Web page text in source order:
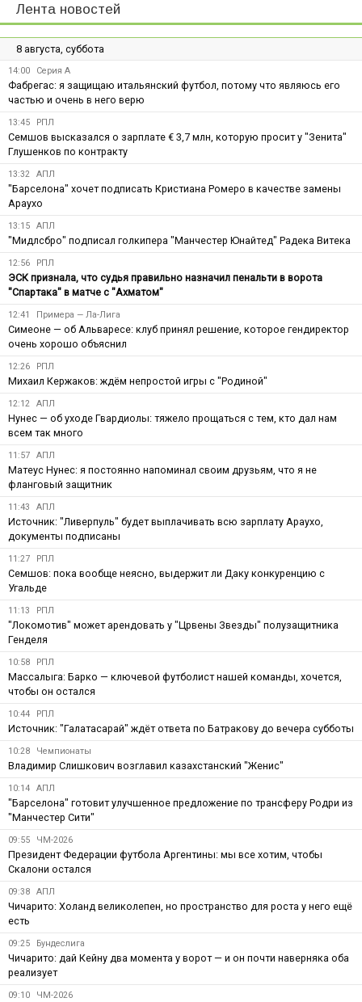
Лента новостей
8 августа, суббота
14:00 Серия А
Фабрегас: я защищаю итальянский футбол, потому что являюсь его
частью и очень в него верю
13:45 РПЛ
Семшов высказался о зарплате € 3,7 млн, которую просит у "Зенита"
Глушенков по контракту
13:32 АПЛ
"Барселона" хочет подписать Кристиана Ромеро в качестве замены
Араухо
13:15 АПЛ
"Мидлсбро" подписал голкипера "Манчестер Юнайтед" Радека Витека
12:56 РПЛ
ЭСК признала, что судья правильно назначил пенальти в ворота
"Спартака" в матче с "Ахматом"
12:41 Примера — Ла-Лига
Симеоне — об Альваресе: клуб принял решение, которое гендиректор
очень хорошо объяснил
12:26 РПЛ
Михаил Кержаков: ждём непростой игры с "Родиной"
12:12 АПЛ
Нунес — об уходе Гвардиолы: тяжело прощаться с тем, кто дал нам
всем так много
11:57 АПЛ
Матеус Нунес: я постоянно напоминал своим друзьям, что я не
фланговый защитник
11:43 АПЛ
Источник: "Ливерпуль" будет выплачивать всю зарплату Араухо,
документы подписаны
11:27 РПЛ
Семшов: пока вообще неясно, выдержит ли Даку конкуренцию с
Угальде
11:13 РПЛ
"Локомотив" может арендовать у "Црвены Звезды" полузащитника
Генделя
10:58 РПЛ
Массалыга: Барко — ключевой футболист нашей команды, хочется,
чтобы он остался
10:44 РПЛ
Источник: "Галатасарай" ждёт ответа по Батракову до вечера субботы
10:28 Чемпионаты
Владимир Слишкович возглавил казахстанский "Женис"
10:14 АПЛ
"Барселона" готовит улучшенное предложение по трансферу Родри из
"Манчестер Сити"
09:55 ЧМ-2026
Президент Федерации футбола Аргентины: мы все хотим, чтобы
Скалони остался
09:38 АПЛ
Чичарито: Холанд великолепен, но пространство для роста у него ещё
есть
09:25 Бундеслига
Чичарито: дай Кейну два момента у ворот — и он почти наверняка оба
реализует
09:10 ЧМ-2026